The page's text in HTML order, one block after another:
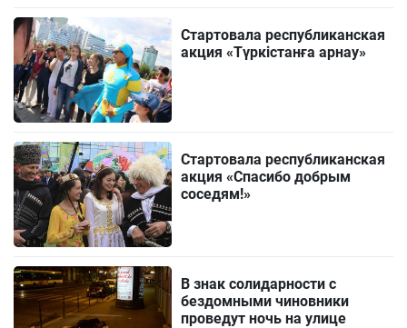
Стартовала республиканская
акция «Түркістанға арнау»
Стартовала республиканская
акция «Спасибо добрым
соседям!»
В знак солидарности с
бездомными чиновники
проведут ночь на улице